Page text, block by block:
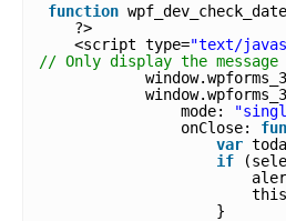
function
?>
<script type="text/
// Only display the
mode:
onClose:
var
if
}